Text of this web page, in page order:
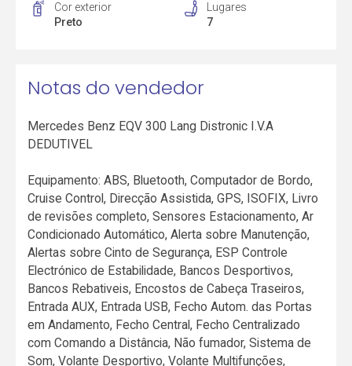
Cor exterior
Preto
Lugares
7
Notas do vendedor
Mercedes Benz EQV 300 Lang Distronic I.V.A
DEDUTIVEL
Equipamento: ABS, Bluetooth, Computador de Bordo,
Cruise Control, Direcção Assistida, GPS, ISOFIX, Livro
de revisões completo, Sensores Estacionamento, Ar
Condicionado Automático, Alerta sobre Manutenção,
Alertas sobre Cinto de Segurança, ESP Controle
Electrónico de Estabilidade, Bancos Desportivos,
Bancos Rebativeis, Encostos de Cabeça Traseiros,
Entrada AUX, Entrada USB, Fecho Autom. das Portas
em Andamento, Fecho Central, Fecho Centralizado
com Comando a Distância, Não fumador, Sistema de
Som, Volante Desportivo, Volante Multifunções,